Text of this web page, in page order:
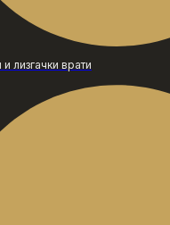
лизгачки врати